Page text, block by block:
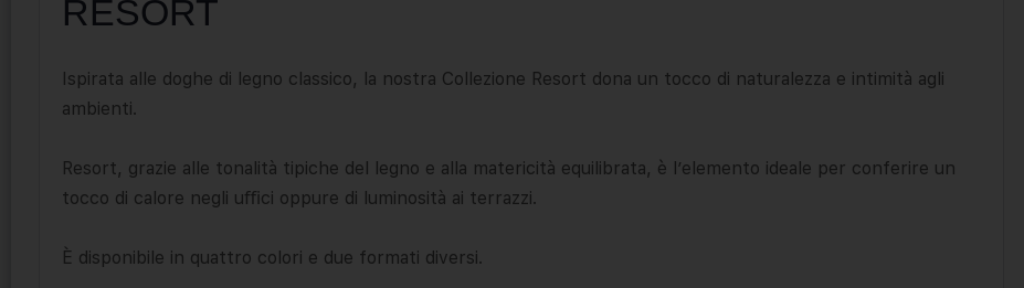
RESORT
Ispirata alle doghe di legno classico, la nostra Collezione Resort dona un tocco di naturalezza e intimità agli
ambienti.
Resort, grazie alle tonalità tipiche del legno e alla matericità equilibrata, è l’elemento ideale per conferire un
tocco di calore negli uﬃci oppure di luminosità ai terrazzi.
È disponibile in quattro colori e due formati diversi.